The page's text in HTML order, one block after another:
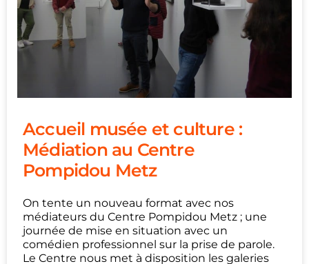
Accueil musée et culture :
Médiation au Centre
Pompidou Metz
On tente un nouveau format avec nos
médiateurs du Centre Pompidou Metz ; une
journée de mise en situation avec un
comédien professionnel sur la prise de parole.
Le Centre nous met à disposition les galeries